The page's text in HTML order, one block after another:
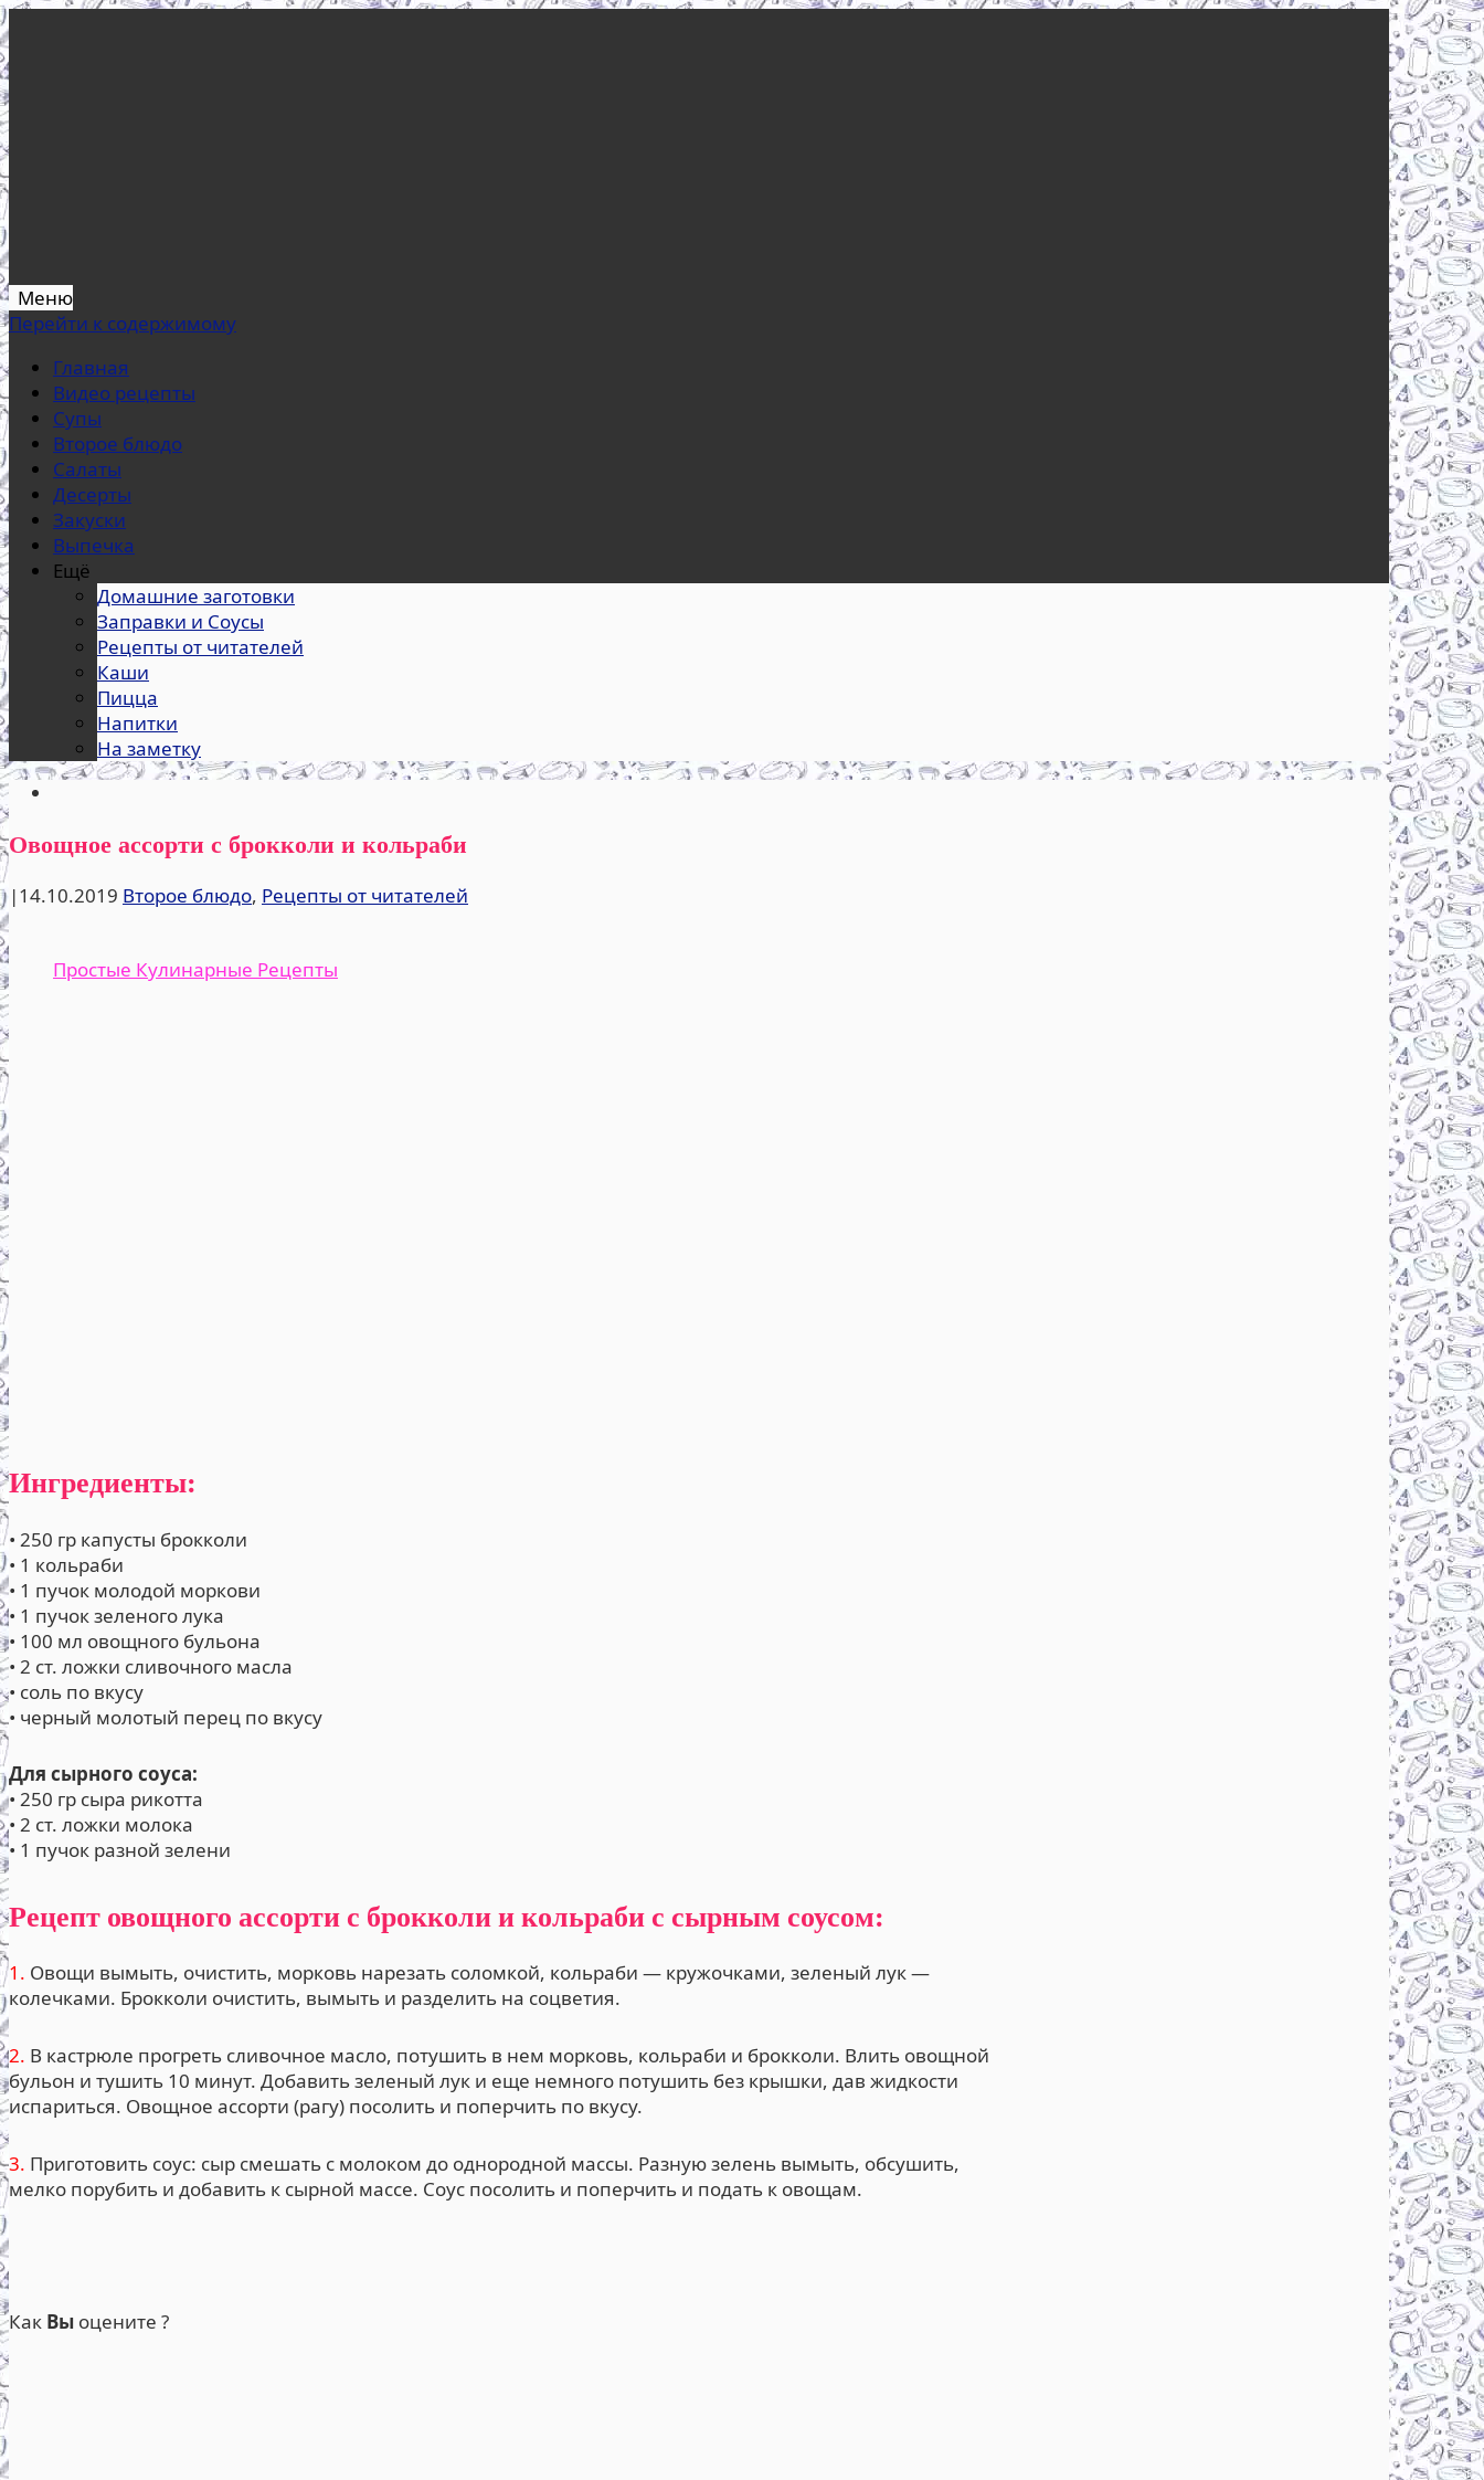
Простые Кулинарные Рецепты
Меню
Перейти к содержимому
Главная
Видео рецепты
Супы
Второе блюдо
Салаты
Десерты
Закуски
Выпечка
Ещё
Домашние заготовки
Заправки и Соусы
Рецепты от читателей
Каши
Пицца
Напитки
На заметку
Овощное ассорти с брокколи и кольраби
|14.10.2019 Второе блюдо, Рецепты от читателей
Ингредиенты:
• 250 гр капусты брокколи
• 1 кольраби
• 1 пучок молодой моркови
• 1 пучок зеленого лука
• 100 мл овощного бульона
• 2 ст. ложки сливочного масла
• соль по вкусу
• черный молотый перец по вкусу
Для сырного соуса:
• 250 гр сыра рикотта
• 2 ст. ложки молока
• 1 пучок разной зелени
Рецепт овощного ассорти с брокколи и кольраби с сырным соусом:
1. Овощи вымыть, очистить, морковь нарезать соломкой, кольраби — кружочками, зеленый лук —
колечками. Брокколи очистить, вымыть и разделить на соцветия.
2. В кастрюле прогреть сливочное масло, потушить в нем морковь, кольраби и брокколи. Влить овощной
бульон и тушить 10 минут. Добавить зеленый лук и еще немного потушить без крышки, дав жидкости
испариться. Овощное ассорти (рагу) посолить и поперчить по вкусу.
3. Приготовить соус: сыр смешать с молоком до однородной массы. Разную зелень вымыть, обсушить,
мелко порубить и добавить к сырной массе. Соус посолить и поперчить и подать к овощам.
Как Вы оцените ?